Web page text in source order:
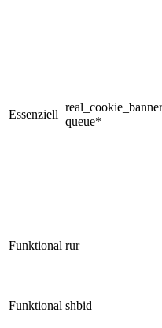
Essenziell
queue*
Funktional rur
Funktional shbid